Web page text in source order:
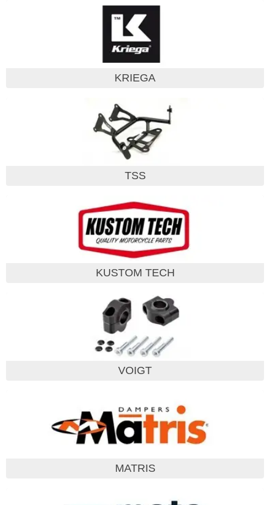
KRIEGA
TSS
KUSTOM TECH
VOIGT
MATRIS